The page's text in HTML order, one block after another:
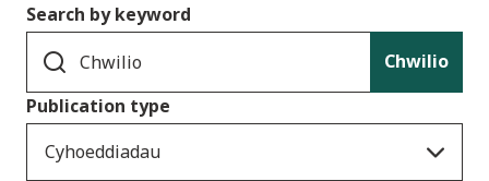
Search by keyword
Chwilio
Publication type
Cyhoeddiadau